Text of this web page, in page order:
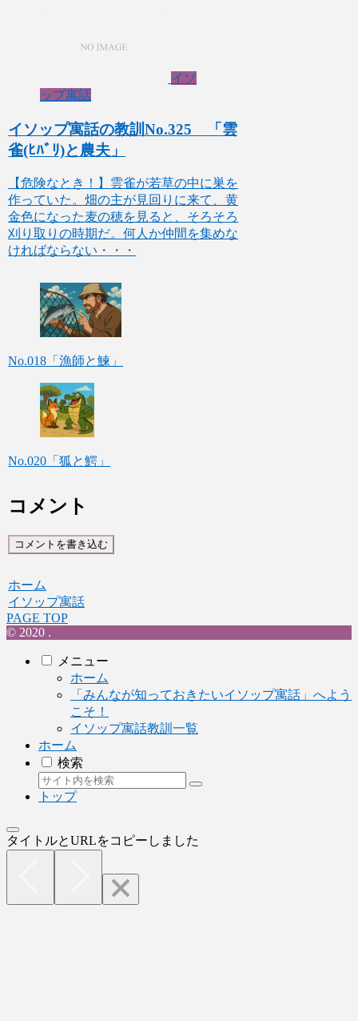
イソ
ップ寓話
イソップ寓話の教訓No.325 「雲
雀(ﾋﾊﾞﾘ)と農夫」
【危険なとき！】雲雀が若草の中に巣を
作っていた。畑の主が見回りに来て、黄
金色になった麦の穂を見ると、そろそろ
刈り取りの時期だ。何人か仲間を集めな
ければならない・・・
No.018「漁師と鰊」
No.020「狐と鰐」
コメント
コメントを書き込む
ホーム
イソップ寓話
PAGE TOP
© 2020 .
メニュー
ホーム
「みんなが知っておきたいイソップ寓話」へよう
こそ！
イソップ寓話教訓一覧
ホーム
検索
トップ
タイトルとURLをコピーしました